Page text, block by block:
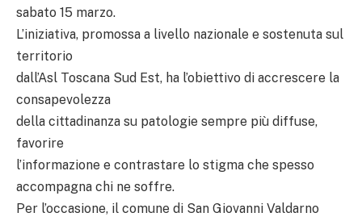
sabato 15 marzo.
L’iniziativa, promossa a livello nazionale e sostenuta sul
territorio
dall’Asl Toscana Sud Est, ha l’obiettivo di accrescere la
consapevolezza
della cittadinanza su patologie sempre più diffuse,
favorire
l’informazione e contrastare lo stigma che spesso
accompagna chi ne soffre.
Per l’occasione, il comune di San Giovanni Valdarno